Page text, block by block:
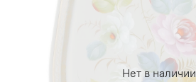
Нет в наличии